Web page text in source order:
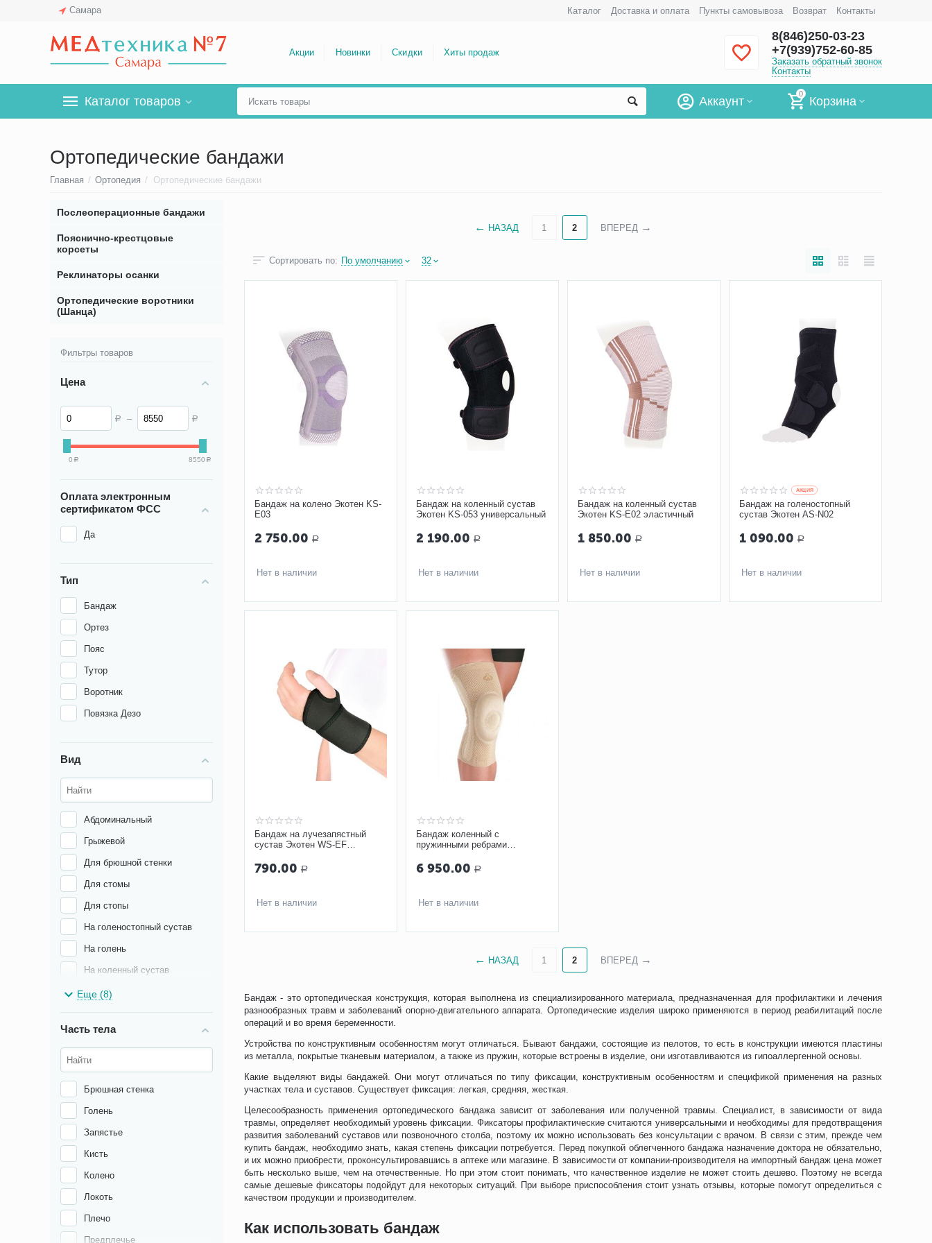
Самара Каталог Доставка и оплата Пункты самовывоза Возврат Контакты
Акции Новинки Скидки Хиты продаж
8(846)250-03-23
+7(939)752-60-85
Заказать обратный звонок
Контакты
Каталог товаров
0
Корзина
Аккаунт
Ортопедические бандажи
Главная / Ортопедия / Ортопедические бандажи
Бандаж - это ортопедическая конструкция, которая выполнена из специализированного материала, предназначенная для профилактики и лечения
разнообразных травм и заболеваний опорно-двигательного аппарата. Ортопедические изделия широко применяются в период реабилитаций после
операций и во время беременности.
Устройства по конструктивным особенностям могут отличаться. Бывают бандажи, состоящие из пелотов, то есть в конструкции имеются пластины
из металла, покрытые тканевым материалом, а также из пружин, которые встроены в изделие, они изготавливаются из гипоаллергенной основы.
Какие выделяют виды бандажей. Они могут отличаться по типу фиксации, конструктивным особенностям и спецификой применения на разных
участках тела и суставов. Существует фиксация: легкая, средняя, жесткая.
Целесообразность применения ортопедического бандажа зависит от заболевания или полученной травмы. Специалист, в зависимости от вида
травмы, определяет необходимый уровень фиксации. Фиксаторы профилактические считаются универсальными и необходимы для предотвращения
развития заболеваний суставов или позвоночного столба, поэтому их можно использовать без консультации с врачом. В связи с этим, прежде чем
купить бандаж, необходимо знать, какая степень фиксации потребуется. Перед покупкой облегченного бандажа назначение доктора не обязательно,
и их можно приобрести, проконсультировавшись в аптеке или магазине. В зависимости от компании-производителя на импортный бандаж цена может
быть несколько выше, чем на отечественные. Но при этом стоит понимать, что качественное изделие не может стоить дешево. Поэтому не всегда
самые дешевые фиксаторы подойдут для некоторых ситуаций. При выборе приспособления стоит узнать отзывы, которые помогут определиться с
качеством продукции и производителем.
Как использовать бандаж
НАЗАД 1 2 ВПЕРЕД
Сортировать по: По умолчанию 32
Бандаж на колено Экотен KS-
E03
2 750.00 Р
Нет в наличии
Бандаж на коленный сустав
Экотен KS-053 универсальный
2 190.00 Р
Нет в наличии
Бандаж на коленный сустав
Экотен KS-E02 эластичный
1 850.00 Р
Нет в наличии
AКЦИЯ
Бандаж на голеностопный
сустав Экотен AS-N02
1 090.00 Р
Нет в наличии
Бандаж на лучезапястный
сустав Экотен WS-EF
790.00 Р
Нет в наличии
Бандаж коленный с
пружинными ребрами
6 950.00 Р
Нет в наличии
НАЗАД 1 2 ВПЕРЕД
Послеоперационные бандажи
Пояснично-крестцовые
корсеты
Реклинаторы осанки
Ортопедические воротники
(Шанца)
Фильтры товаров
Цена
Р – Р
0 Р 8550 Р
Оплата электронным
сертификатом ФСС
Да
Тип
Бандаж
Ортез
Пояс
Тутор
Воротник
Повязка Дезо
Вид
Абдоминальный
Грыжевой
Для брюшной стенки
Для стомы
Для стопы
На голеностопный сустав
На голень
На коленный сустав
На локтевой сустав
На лучезапястный сустав
На нижние конечности
Еще (8)
Часть тела
Брюшная стенка
Голень
Запястье
Кисть
Колено
Локоть
Плечо
Предплечье